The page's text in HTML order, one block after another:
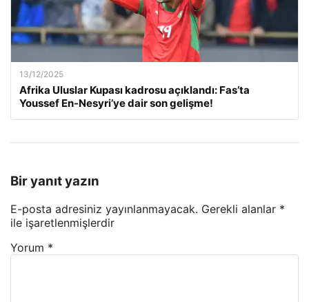
13/12/2025
Afrika Uluslar Kupası kadrosu açıklandı: Fas’ta
Youssef En-Nesyri’ye dair son gelişme!
Bir yanıt yazın
E-posta adresiniz yayınlanmayacak. Gerekli alanlar *
ile işaretlenmişlerdir
Yorum *